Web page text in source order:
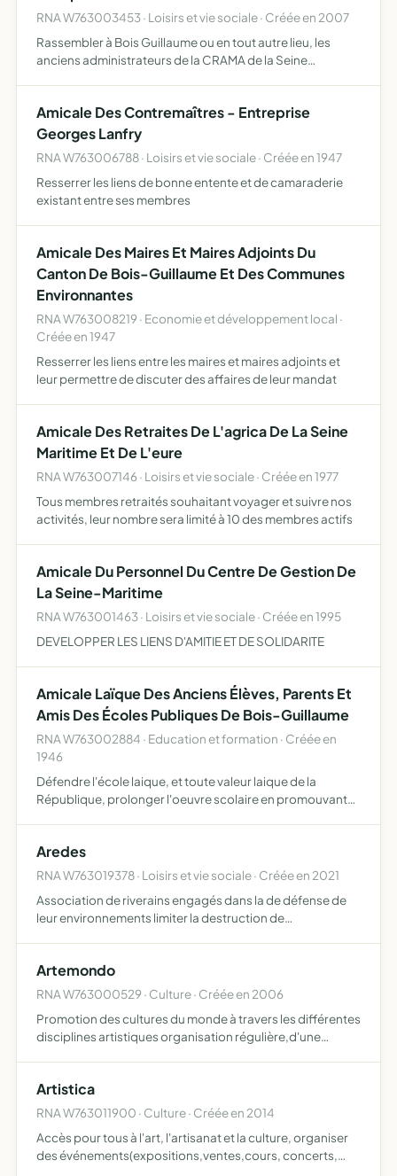
RNA W763003453 · Loisirs et vie sociale · Créée en 2007
Rassembler à Bois Guillaume ou en tout autre lieu, les
anciens administrateurs de la CRAMA de la Seine
pas l…
Amicale Des Contremaîtres - Entreprise
Georges Lanfry
RNA W763006788 · Loisirs et vie sociale · Créée en 1947
Resserrer les liens de bonne entente et de camaraderie
existant entre ses membres
Amicale Des Maires Et Maires Adjoints Du
Canton De Bois-Guillaume Et Des Communes
Environnantes
RNA W763008219 · Economie et développement local ·
Créée en 1947
Resserrer les liens entre les maires et maires adjoints et
leur permettre de discuter des affaires de leur mandat
Amicale Des Retraites De L'agrica De La Seine
Maritime Et De L'eure
RNA W763007146 · Loisirs et vie sociale · Créée en 1977
Tous membres retraités souhaitant voyager et suivre nos
activités, leur nombre sera limité à 10 des membres actifs
Amicale Du Personnel Du Centre De Gestion De
La Seine-Maritime
RNA W763001463 · Loisirs et vie sociale · Créée en 1995
DEVELOPPER LES LIENS D'AMITIE ET DE SOLIDARITE
Amicale Laïque Des Anciens Élèves, Parents Et
Amis Des Écoles Publiques De Bois-Guillaume
RNA W763002884 · Education et formation · Créée en
1946
Défendre l'école laique, et toute valeur laique de la
République, prolonger l'oeuvre scolaire en promouvant
l'organi…
Aredes
RNA W763019378 · Loisirs et vie sociale · Créée en 2021
Association de riverains engagés dans la de défense de
leur environnements limiter la destruction de
GUILLAUME ma…
Artemondo
RNA W763000529 · Culture · Créée en 2006
Promotion des cultures du monde à travers les différentes
disciplines artistiques organisation régulière,d'une
…
Artistica
RNA W763011900 · Culture · Créée en 2014
Accès pour tous à l'art, l'artisanat et la culture, organiser
des événements(expositions,ventes,cours, concerts,